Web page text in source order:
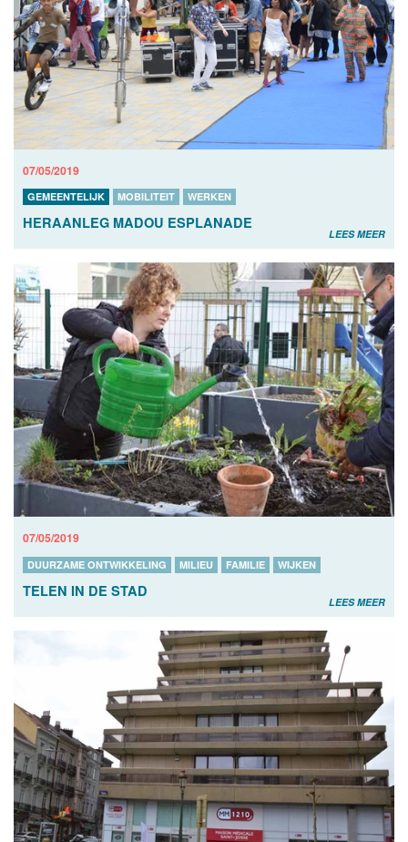
07/05/2019
GEMEENTELIJK MOBILITEIT WERKEN
HERAANLEG MADOU ESPLANADE
LEES MEER
07/05/2019
DUURZAME ONTWIKKELING MILIEU FAMILIE WIJKEN
TELEN IN DE STAD
LEES MEER